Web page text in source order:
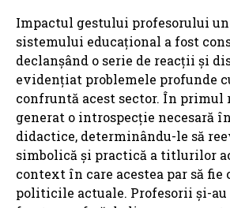
Impactul gestului profesorului
sistemului educațional a fost
declanșând o serie de reacții și
evidențiat problemele profunde
confruntă acest sector. În primul
generat o introspecție necesară
didactice, determinându-le să
simbolică și practică a titlurilor
context în care acestea par să fie
politicile actuale. Profesorii și-